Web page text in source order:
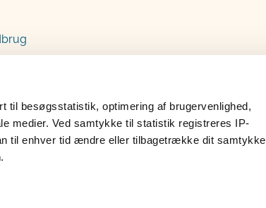
til besøgsstatistik, optimering af brugervenlighed,
medier. Ved samtykke til statistik registreres IP-
til enhver tid ændre eller tilbagetrække dit samtykke